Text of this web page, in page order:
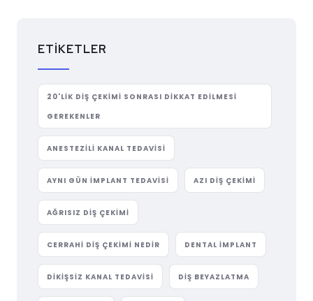
ETIKETLER
20'LIK DIŞ ÇEKIMI SONRASI DIKKAT EDILMESI
GEREKENLER
ANESTEZILI KANAL TEDAVISI
AYNI GÜN IMPLANT TEDAVISI AZI DIŞ ÇEKIMI
AĞRISIZ DIŞ ÇEKIMI
CERRAHI DIŞ ÇEKIMI NEDIR DENTAL IMPLANT
DIKIŞSIZ KANAL TEDAVISI DIŞ BEYAZLATMA